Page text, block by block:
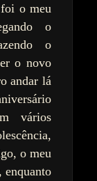
o meu
o
o
o novo
andar lá
vários
o meu
enquanto